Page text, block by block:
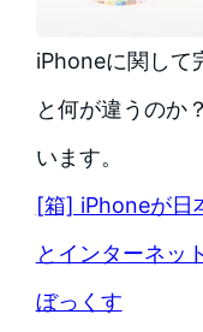
iPhoneに関して
と何が違うのか
います。
[箱] iPhoneが日
とインターネッ
ぼっくす